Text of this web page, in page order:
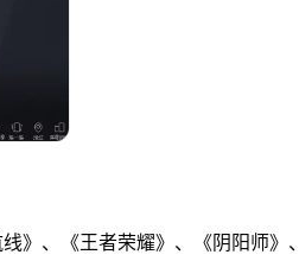
》、《王者荣耀》、《阴阳师》、